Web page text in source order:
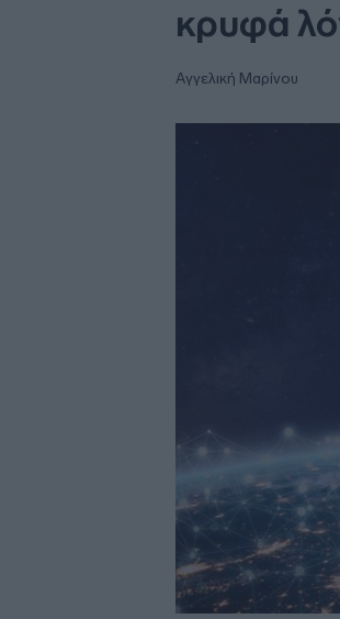
κρυφά
Αγγελική Μαρίνου